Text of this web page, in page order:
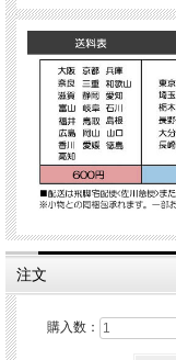
注文
購入数：